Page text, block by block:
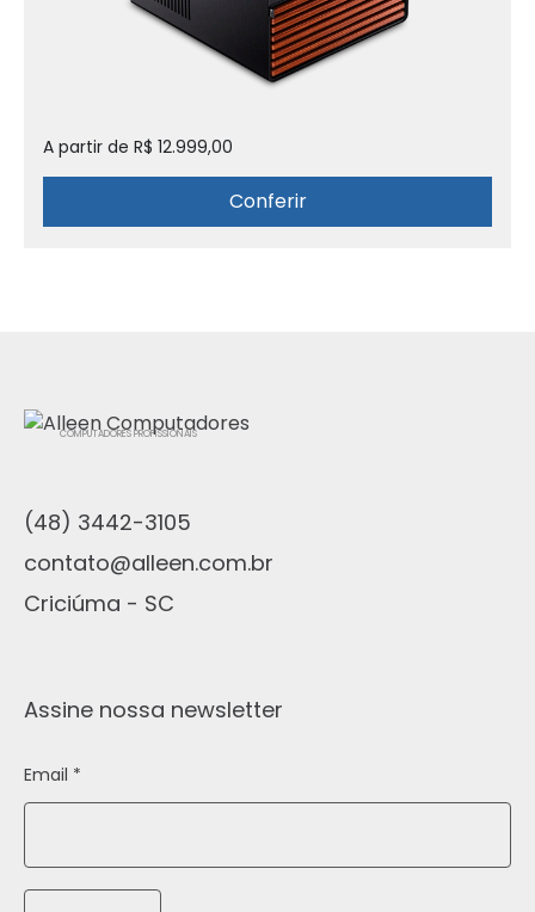
A partir de R$ 12.999,00
Conferir
COMPUTADORES PROFISSIONAIS
(48) 3442-3105
contato@alleen.com.br
Criciúma - SC
Assine nossa newsletter
Email *